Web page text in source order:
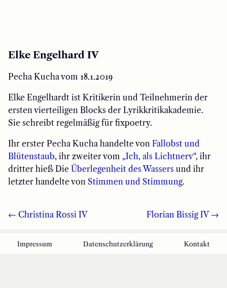
Elke Engelhard IV
Pecha Kucha vom 18.1.2019
Elke Engelhardt ist Kritikerin und Teilnehmerin der
ersten vierteiligen Blocks der Lyrikkritikakademie.
Sie schreibt regelmäßig für fixpoetry.
Ihr erster Pecha Kucha handelte von Fallobst und
Blütenstaub, ihr zweiter vom „Ich, als Lichtnerv“, ihr
dritter hieß Die Überlegenheit des Wassers und ihr
letzter handelte von Stimmen und Stimmung.
← Christina Rossi IV Florian Bissig IV →
Impressum Datenschutzerklärung Kontakt